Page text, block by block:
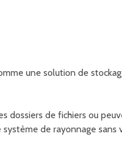
une solution de
dossiers de fichiers ou
de rayonnage sans